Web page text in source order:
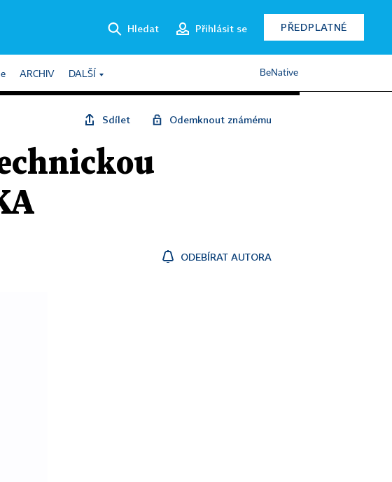
Hledat Přihlásit se PŘEDPLATNÉ
ARCHIV DALŠÍ BeNative
Sdílet Odemknout známému
ODEBÍRAT AUTORA